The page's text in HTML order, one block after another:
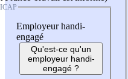
Employeur handi-
engagé
Qu'est-ce qu'un
employeur handi-
engagé ?